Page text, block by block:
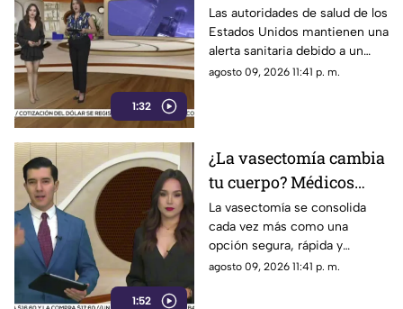
1:32
se extiende por 34
estados de EU y
Chihuahua permanece
bajo vigilancia
Las autoridades de salud de los
Estados Unidos mantienen una
alerta sanitaria debido a un
brote de ciclosporiasis que ya
Prevención de Enfermedades
agosto 09, 2026 11:41 p. m.
1:52
¿La vasectomía cambia
tu cuerpo? Médicos
aclaran qué ocurre
realmente después de
realizarse este
procedimiento
La vasectomía se consolida
cada vez más como una
opción segura, rápida y
responsable para la
agosto 09, 2026 11:41 p. m.